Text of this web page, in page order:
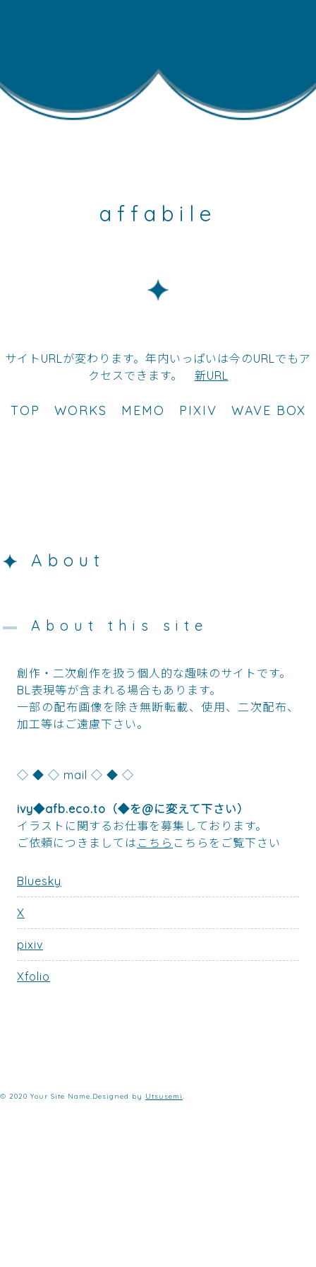
affabile
サイトURLが変わります。年内いっぱいは今のURLでもア
クセスできます。 新URL
TOP WORKS MEMO PIXIV WAVE BOX
About
About this site
創作・二次創作を扱う個人的な趣味のサイトです。
BL表現等が含まれる場合もあります。
一部の配布画像を除き無断転載、使用、二次配布、
加工等はご遠慮下さい。
◇ ◆ ◇ mail ◇ ◆ ◇
ivy◆afb.eco.to（◆を@に変えて下さい）
イラストに関するお仕事を募集しております。
ご依頼につきましては こちら こちらをご覧下さい
Bluesky
X
pixiv
Xfolio
© 2020 Your Site Name.Designed by Utsusemi.